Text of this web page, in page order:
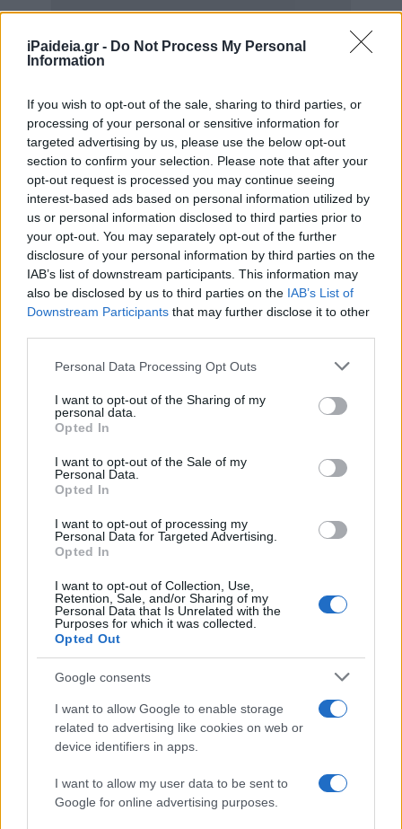
iPaideia.gr - Do Not Process My Personal
Information
If you wish to opt-out of the sale, sharing to third parties, or
processing of your personal or sensitive information for
targeted advertising by us, please use the below opt-out
section to confirm your selection. Please note that after your
opt-out request is processed you may continue seeing
interest-based ads based on personal information utilized by
us or personal information disclosed to third parties prior to
your opt-out. You may separately opt-out of the further
disclosure of your personal information by third parties on the
IAB’s list of downstream participants. This information may
also be disclosed by us to third parties on the IAB’s List of
Downstream Participants that may further disclose it to other
Please note that this website/app uses one or more Google
not limited to your visit or usage behaviour. You may click to
grant or deny consent to Google and its third-party tags to
use your data for below specified purposes in below Google
consent section.
Personal Data Processing Opt Outs
I want to opt-out of the Sharing of my
personal data.
Opted In
I want to opt-out of the Sale of my
Personal Data.
Opted In
I want to opt-out of processing my
Personal Data for Targeted Advertising.
Opted In
I want to opt-out of Collection, Use,
Retention, Sale, and/or Sharing of my
Personal Data that Is Unrelated with the
Purposes for which it was collected.
Opted Out
Google consents
I want to allow Google to enable storage
related to advertising like cookies on web or
device identifiers in apps.
I want to allow my user data to be sent to
Google for online advertising purposes.
2. Στη φορολογία εισοδήματος των επιχειρήσεων
υπάρχουν 200 φοροαπαλλαγές με κόστος 1,3 δισ. ευρώ.
3. Στη φορολογία κεφαλαίου (ΕΝΦΙΑ, ΕΦΑ, κληρονομιές,
129 απαλλαγές με κόστος 3,8 δις. ευρώ στα κρατικά
ταμεία από 4,2 δισ. ευρώ το 2021. Ειδικά οι απαλλαγές
χρήση 5.044.977 φορολογούμενοι, στον Ειδικό Φόρο
Ακινήτων (ΕΦΑ) το ύψος των απαλλαγών για 8.499
ιδιοκτήτες φθάνει τα 3,7 δισ. ευρώ, στις μεταβιβάσεις το
κόστος ανέρχεται σε 84,8 εκατ. με 28.667
φορολογούμενους να αξιοποιούν την απαλλαγή που
δίνεται για την αγορά πρώτης κατοικίας.
4. Στον Φόρο Προστιθέμενης Αξίας οι φοροαπαλλαγές
εντοπίζονται σε 85 περιπτώσεις και κοστίζουν στον
κρατικό προϋπολογισμό 854 εκατ. ευρώ.
Χαρακτηριστικό παράδειγμα απαλλαγής είναι ο